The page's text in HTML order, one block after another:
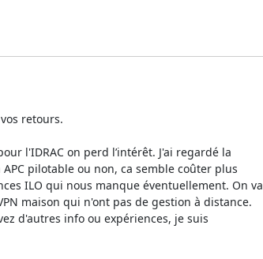
retours.
l'IDRAC on perd l’intérêt. J'ai regardé la
pilotable ou non, ca semble coûter plus
ILO qui nous manque éventuellement. On va
maison qui n'ont pas de gestion à distance.
d'autres info ou expériences, je suis